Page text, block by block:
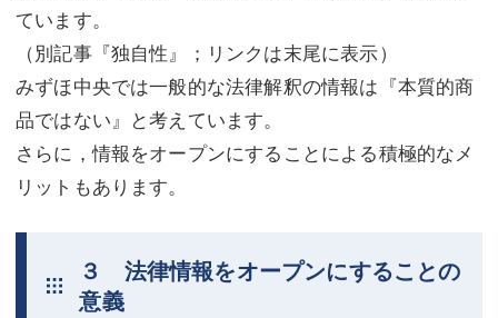
ています。
（別記事『独自性』；リンクは末尾に表示）
みずほ中央では一般的な法律解釈の情報は『本質的商
品ではない』と考えています。
さらに，情報をオープンにすることによる積極的なメ
リットもあります。
３ 法律情報をオープンにすることの
意義